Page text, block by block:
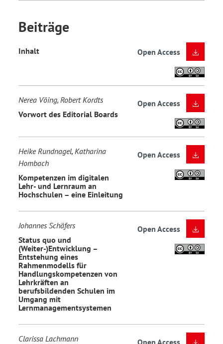
Beiträge
Inhalt Open Access
Nerea Vöing, Robert Kordts
Vorwort des Editorial Boards
Open Access
Heike Rundnagel, Katharina
Hombach
Kompetenzen im digitalen
Lehr- und Lernraum an
Hochschulen – eine Einleitung
Open Access
Johannes Schäfers
Status quo und
(Weiter-)Entwicklung –
Entstehung eines
Rahmenmodells für
Handlungskompetenzen von
Lehrkräften an
berufsbildenden Schulen im
Umgang mit
Lernmanagementsystemen
Open Access
Clarissa Lachmann